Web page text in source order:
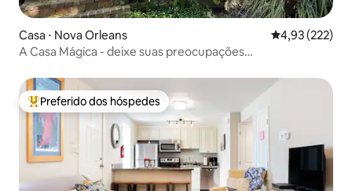
Casa ⋅ Nova Orleans 4,93 de uma
4,93 (222)
A Casa Mágica - deixe suas preocupações
Entre os melhores preferidos dos hóspedes
Preferido dos hóspedes